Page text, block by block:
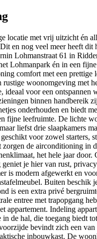
locatie met vrij uitzicht én
en nog veel meer heeft dit
Lohmanstraat 61 in
Lohmanpark én in een
comfort met een prettige
rustige woonomgeving met
ideaal voor een ontspannen
binnen handbereik
onderhouden en biedt
fijne leefruimte. De lichte
liefst drie slaapkamers
voor zowel starters,
zorgen de airconditioning in
het hele jaar door.
je hier van rust,
is modern afgewerkt en
Buiten beschik
is een extra privé
entree met trapopgang
appartement. Indeling
in de hal, die toegang biedt
bevindt zich een van
inbouwkast. De